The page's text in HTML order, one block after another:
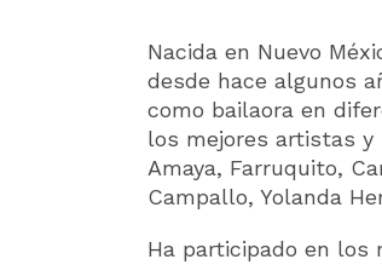
Nacida en Nuevo
desde hace algunos
como bailaora en
los mejores artistas
Amaya, Farruquito,
Campallo, Yolanda
Ha participado en los